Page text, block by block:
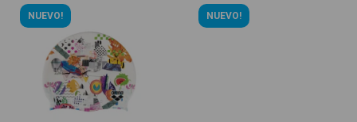
NUEVO! NUEVO!